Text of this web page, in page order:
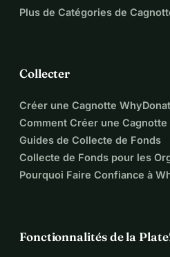
recruter un nouveau
devenir plus grands
dans la poursuite de
Travailler dur avec Fabian
Des centaines
semaine, se former
locale à la régionale
Plus de Catégories de
Collecter
Créer une Cagnotte
Comment Créer une
Guides de Collecte de Fonds
Collecte de Fonds pour les
Pourquoi Faire Confiance à
Fonctionnalités de la